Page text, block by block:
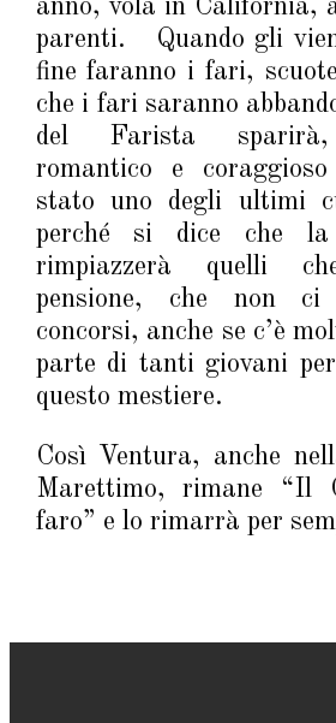
anno, vola in California,
parenti. Quando gli
fine faranno i fari,
che i fari saranno
del Farista sparirà,
romantico e
stato uno degli ultimi
perché si dice che
rimpiazzerà quelli
pensione, che non ci
concorsi, anche se c’è
parte di tanti giovani
questo mestiere.
Così Ventura, anche
Marettimo, rimane “Il
faro” e lo rimarrà per